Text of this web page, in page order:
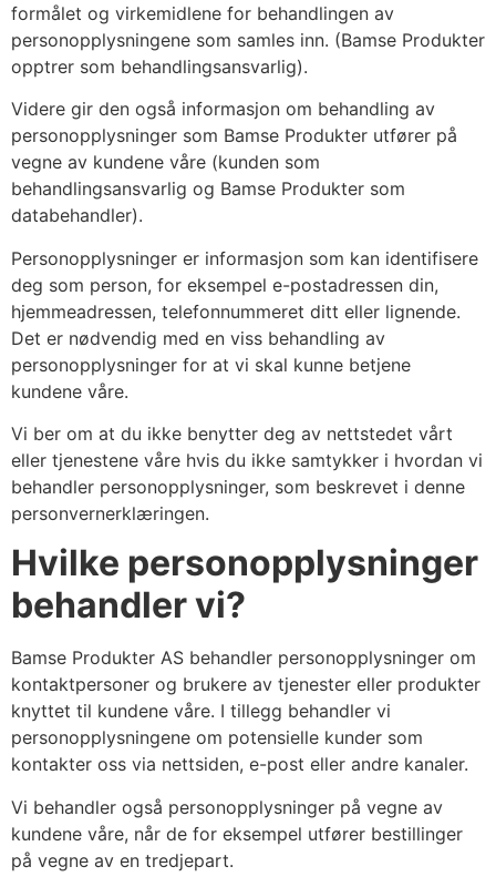
formålet og virkemidlene for behandlingen av
personopplysningene som samles inn. (Bamse Produkter
opptrer som behandlingsansvarlig).
Videre gir den også informasjon om behandling av
personopplysninger som Bamse Produkter utfører på
vegne av kundene våre (kunden som
behandlingsansvarlig og Bamse Produkter som
databehandler).
Personopplysninger er informasjon som kan identifisere
deg som person, for eksempel e-postadressen din,
hjemmeadressen, telefonnummeret ditt eller lignende.
Det er nødvendig med en viss behandling av
personopplysninger for at vi skal kunne betjene
kundene våre.
Vi ber om at du ikke benytter deg av nettstedet vårt
eller tjenestene våre hvis du ikke samtykker i hvordan vi
behandler personopplysninger, som beskrevet i denne
personvernerklæringen.
Hvilke personopplysninger
behandler vi?
Bamse Produkter AS behandler personopplysninger om
kontaktpersoner og brukere av tjenester eller produkter
knyttet til kundene våre. I tillegg behandler vi
personopplysningene om potensielle kunder som
kontakter oss via nettsiden, e-post eller andre kanaler.
Vi behandler også personopplysninger på vegne av
kundene våre, når de for eksempel utfører bestillinger
på vegne av en tredjepart.